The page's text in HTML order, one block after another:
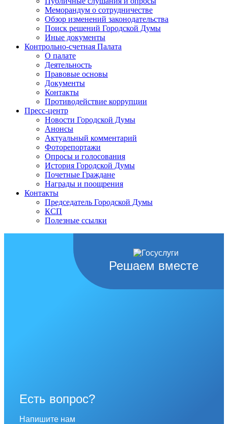
Меморандум о сотрудничестве
Обзор изменений законодательства
Поиск решений Городской Думы
Иные документы
Контрольно-счетная Палата
О палате
Деятельность
Правовые основы
Документы
Контакты
Противодействие коррупции
Пресс-центр
Новости Городской Думы
Анонсы
Актуальный комментарий
Фоторепортажи
Опросы и голосования
История Городской Думы
Почетные Граждане
Награды и поощрения
Контакты
Председатель Городской Думы
КСП
Полезные ссылки
Решаем вместе
Есть вопрос?
Напишите нам